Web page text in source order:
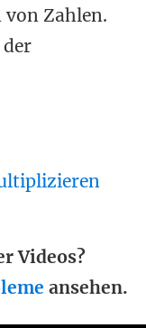
von Zahlen.
Videos?
ansehen.